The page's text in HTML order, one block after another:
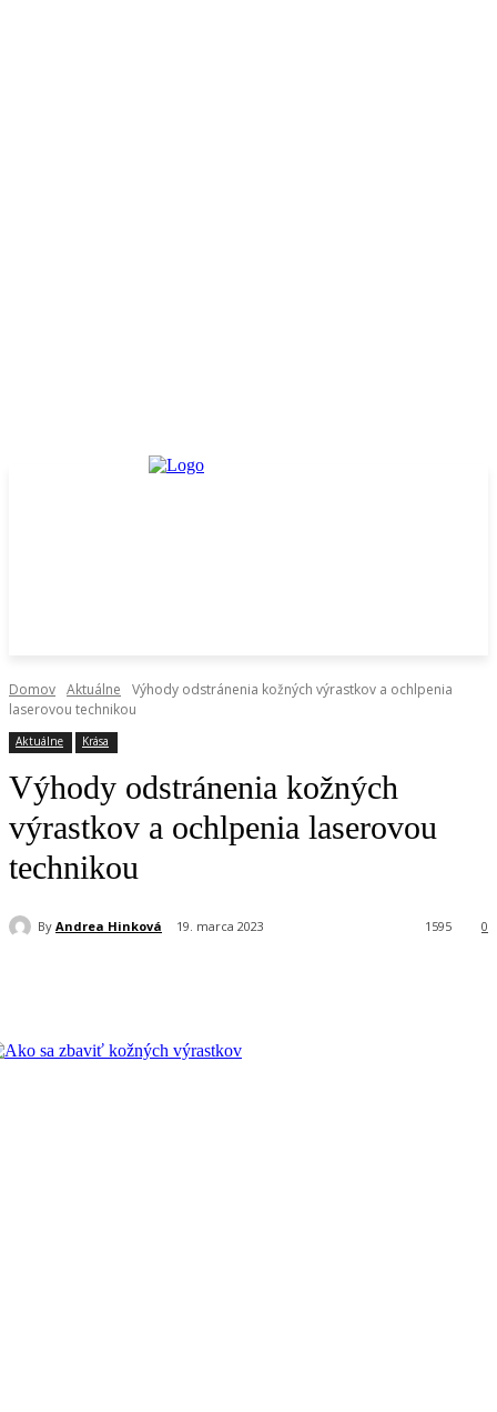
Domov Aktuálne
Výhody odstránenia kožných výrastkov a ochlpenia
laserovou technikou
Aktuálne Krása
Výhody odstránenia kožných
výrastkov a ochlpenia laserovou
technikou
By Andrea Hinková 19. marca 2023 0
1595